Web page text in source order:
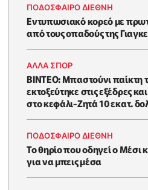
ΠΟΔΟΣΦΑΙΡΟ ΔΙΕΘΝΗ
Εντυπωσιακό κορεό με
από τους οπαδούς της
ΑΛΛΑ ΣΠΟΡ
ΒΙΝΤΕΟ: Μπαστούνι παίκτη
εκτοξεύτηκε στις εξέδρες
στο κεφάλι-Ζητά 10 εκατ.
ΠΟΔΟΣΦΑΙΡΟ ΔΙΕΘΝΗ
Το θηρίο που οδηγεί ο Μέσι
για να μπεις μέσα